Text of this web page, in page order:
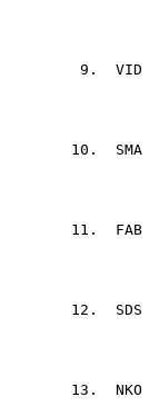
9. VID
10. SMA
11. FAB
12. SDS
13. NKO